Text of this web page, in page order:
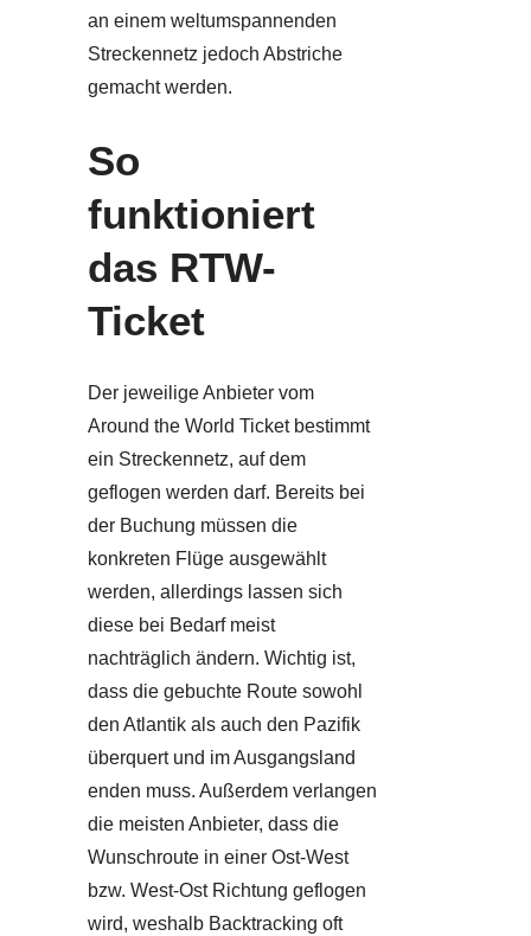
an einem weltumspannenden
Streckennetz jedoch Abstriche
gemacht werden.
So
funktioniert
das RTW-
Ticket
Der jeweilige Anbieter vom
Around the World Ticket bestimmt
ein Streckennetz, auf dem
geflogen werden darf. Bereits bei
der Buchung müssen die
konkreten Flüge ausgewählt
werden, allerdings lassen sich
diese bei Bedarf meist
nachträglich ändern. Wichtig ist,
dass die gebuchte Route sowohl
den Atlantik als auch den Pazifik
überquert und im Ausgangsland
enden muss. Außerdem verlangen
die meisten Anbieter, dass die
Wunschroute in einer Ost-West
bzw. West-Ost Richtung geflogen
wird, weshalb Backtracking oft